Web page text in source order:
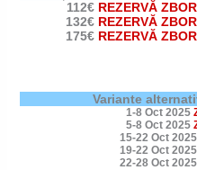
112€ REZERVĂ ZBOR
132€ REZERVĂ ZBOR
175€ REZERVĂ ZBOR
Variante
1-8 Oct 2025
5-8 Oct 2025
15-22 Oct 2025
19-22 Oct 2025
22-28 Oct 2025